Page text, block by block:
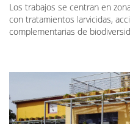
Los trabajos se centran en
con tratamientos larvicidas,
complementarias de